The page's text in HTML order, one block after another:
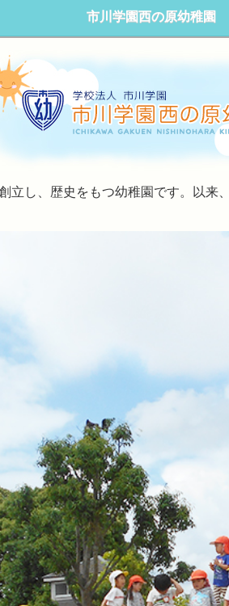
市川学園西の原幼稚園
し、歴史をもつ幼稚園です。以来